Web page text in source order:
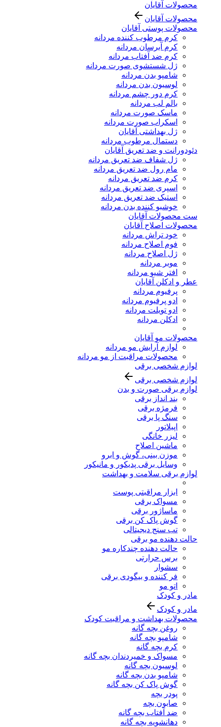
محصولات آقایان
محصولات آقایان
محصولات پوستی آقایان
کرم مرطوب کننده مردانه
کرم آبرسان مردانه
کرم ضد آفتاب مردانه
ژل شستشوی صورت مردانه
شامپو بدن مردانه
لوسیون بدن مردانه
کرم دور چشم مردانه
بالم لب مردانه
ماسک صورت مردانه
اسکراب صورت مردانه
ژل بهداشتی آقایان
دستمال مرطوب مردانه
دئودورانت و ضد تعریق آقایان
ژل شفاف ضد تعریق مردانه
مام رول ضد تعریق مردانه
کرم ضد تعریق مردانه
اسپری ضد تعریق مردانه
استیک ضد تعریق مردانه
خوشبو کننده بدن مردانه
ست محصولات آقایان
محصولات اصلاح آقایان
خود تراش مردانه
فوم اصلاح مردانه
ژل اصلاح مردانه
موبر مردانه
افتر شیو مردانه
عطر و ادکلن آقایان
پرفیوم مردانه
ادو پرفیوم مردانه
ادو تویلت مردانه
ادکلن مردانه
محصولات مو آقایان
لوازم آرایش مو مردانه
محصولات مراقبت از مو مردانه
لوازم شخصی برقی
لوازم شخصی برقی
لوازم برقی صورت و بدن
بند انداز برقی
فرمژه برقی
سنگ پا برقی
اپیلاتور
لیزر خانگی
ماشین اصلاح
موزن بینی، گوش و ابرو
وسایل برقی پدیکور و مانیکور
لوازم برقی سلامت و بهداشت
ابزار مراقبتی پوست
مسواک برقی
ماساژور برقی
گوش پاک کن برقی
تب سنج دیجیتالی
حالت دهنده مو برقی
حالت دهنده چندکاره مو
برس حرارتی
سشوار
فر کننده و بیگودی برقی
اتو مو
مادر و کودک
مادر و کودک
محصولات بهداشت و مراقبت کودک
روغن بچه گانه
شامپو بچه گانه
کرم بچه گانه
مسواک و خمیردندان بچه گانه
لوسیون بچه گانه
شامپو بدن بچه گانه
گوش پاک کن بچه گانه
پودر بچه
صابون بچه
ضد آفتاب بچه گانه
دهانشویه بچه گانه